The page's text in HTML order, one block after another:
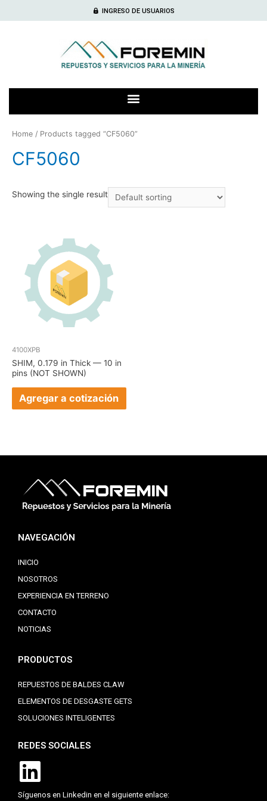
INGRESO DE USUARIOS
Home / Products tagged “CF5060”
CF5060
Showing the single result
4100XPB
SHIM, 0.179 in Thick — 10 in
pins (NOT SHOWN)
Agregar a cotización
NAVEGACIÓN
INICIO
NOSOTROS
EXPERIENCIA EN TERRENO
CONTACTO
NOTICIAS
PRODUCTOS
REPUESTOS DE BALDES CLAW
ELEMENTOS DE DESGASTE GETS
SOLUCIONES INTELIGENTES
REDES SOCIALES
Síguenos en Linkedin en el siguiente enlace: